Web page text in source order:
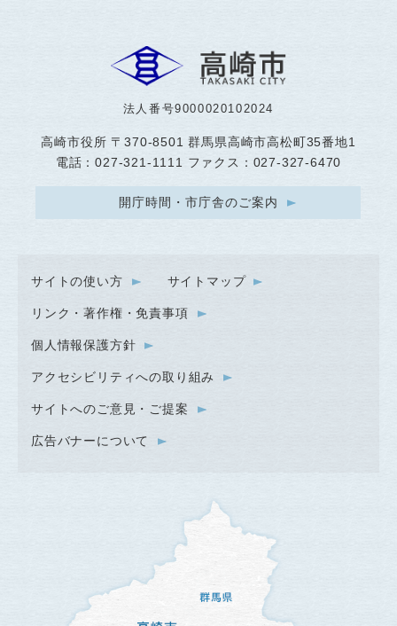
法人番号9000020102024
高崎市役所 〒370-8501 群馬県高崎市高松町35番地1
電話：027-321-1111 ファクス：027-327-6470
開庁時間・市庁舎のご案内
サイトの使い方 サイトマップ
リンク・著作権・免責事項
個人情報保護方針
アクセシビリティへの取り組み
サイトへのご意見・ご提案
広告バナーについて